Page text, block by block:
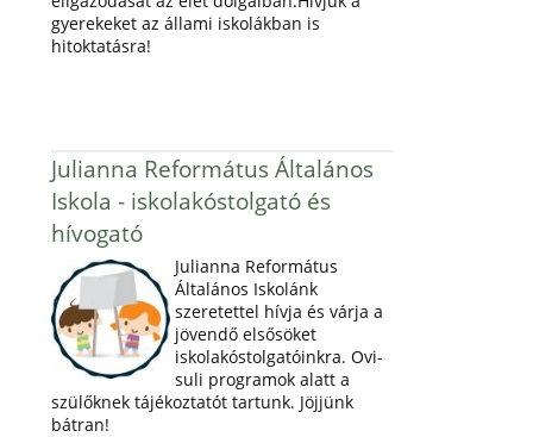
gyerekeket az állami iskolákban is
hitoktatásra!
Julianna Református Általános
Iskola - iskolakóstolgató és
hívogató
Julianna Református
Általános Iskolánk
szeretettel hívja és várja a
jövendő elsősöket
iskolakóstolgatóinkra. Ovi-
suli programok alatt a
szülőknek tájékoztatót tartunk. Jöjjünk
bátran!